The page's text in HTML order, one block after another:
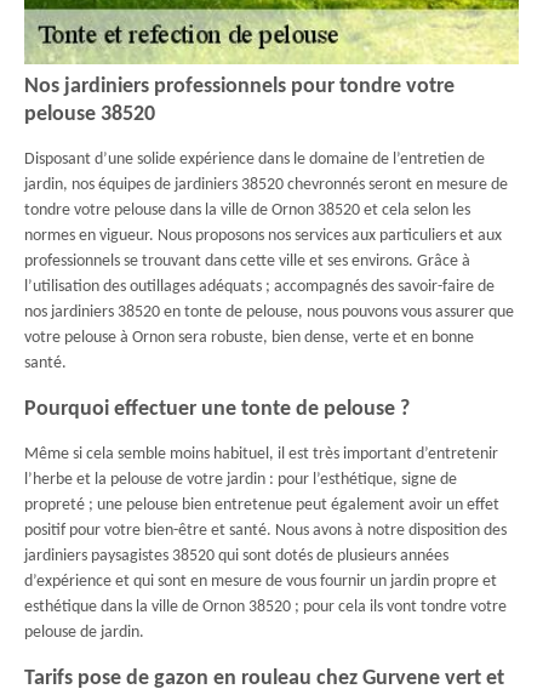
Nos jardiniers professionnels pour tondre votre
pelouse 38520
Disposant d’une solide expérience dans le domaine de l’entretien de
jardin, nos équipes de jardiniers 38520 chevronnés seront en mesure de
tondre votre pelouse dans la ville de Ornon 38520 et cela selon les
normes en vigueur. Nous proposons nos services aux particuliers et aux
professionnels se trouvant dans cette ville et ses environs. Grâce à
l’utilisation des outillages adéquats ; accompagnés des savoir-faire de
nos jardiniers 38520 en tonte de pelouse, nous pouvons vous assurer que
votre pelouse à Ornon sera robuste, bien dense, verte et en bonne
santé.
Pourquoi effectuer une tonte de pelouse ?
Même si cela semble moins habituel, il est très important d’entretenir
l’herbe et la pelouse de votre jardin : pour l’esthétique, signe de
propreté ; une pelouse bien entretenue peut également avoir un effet
positif pour votre bien-être et santé. Nous avons à notre disposition des
jardiniers paysagistes 38520 qui sont dotés de plusieurs années
d’expérience et qui sont en mesure de vous fournir un jardin propre et
esthétique dans la ville de Ornon 38520 ; pour cela ils vont tondre votre
pelouse de jardin.
Tarifs pose de gazon en rouleau chez Gurvene vert et